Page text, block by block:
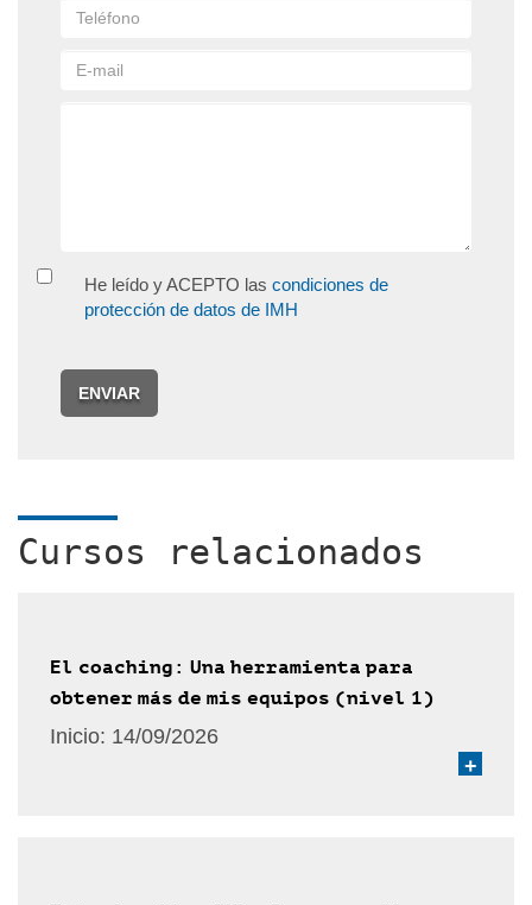
He leído y ACEPTO las condiciones de
protección de datos de IMH
ENVIAR
Cursos relacionados
El coaching: Una herramienta para
obtener más de mis equipos (nivel 1)
Inicio: 14/09/2026
+